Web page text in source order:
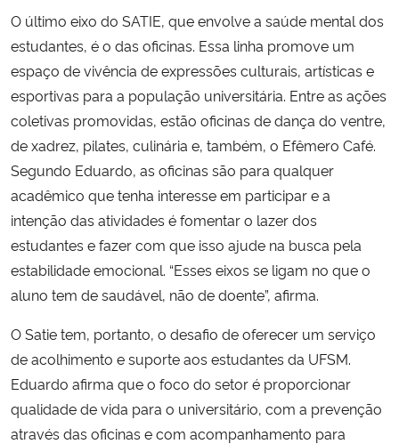
O último eixo do SATIE, que envolve a saúde mental dos
estudantes, é o das oficinas. Essa linha promove um
espaço de vivência de expressões culturais, artísticas e
esportivas para a população universitária. Entre as ações
coletivas promovidas, estão oficinas de dança do ventre,
de xadrez, pilates, culinária e, também, o Efêmero Café.
Segundo Eduardo, as oficinas são para qualquer
acadêmico que tenha interesse em participar e a
intenção das atividades é fomentar o lazer dos
estudantes e fazer com que isso ajude na busca pela
estabilidade emocional. “Esses eixos se ligam no que o
aluno tem de saudável, não de doente”, afirma.
O Satie tem, portanto, o desafio de oferecer um serviço
de acolhimento e suporte aos estudantes da UFSM.
Eduardo afirma que o foco do setor é proporcionar
qualidade de vida para o universitário, com a prevenção
através das oficinas e com acompanhamento para